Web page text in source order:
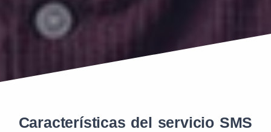
Características del servicio SMS